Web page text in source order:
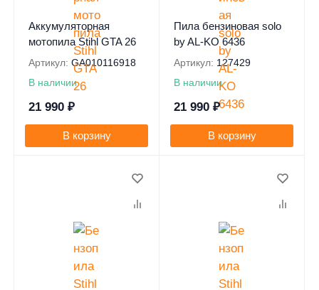
Аккумуляторная
мотопила Stihl GTA 26
Артикул: GA010116918
В наличии
21 990 ₽
В корзину
Пила бензиновая solo
by AL-KO 6436
Артикул: 127429
В наличии
21 990 ₽
В корзину